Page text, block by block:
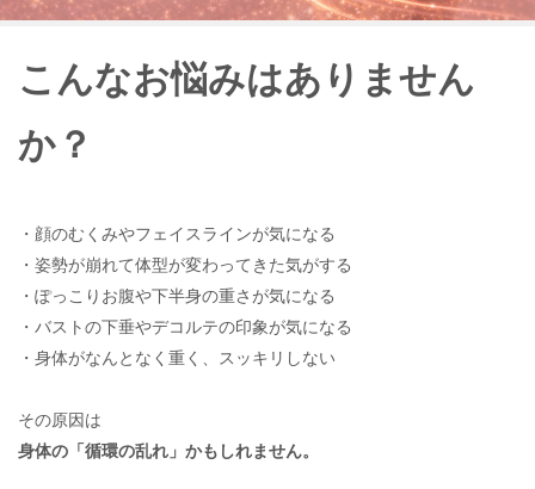
こんなお悩みはありません
か？
・顔のむくみやフェイスラインが気になる
・姿勢が崩れて体型が変わってきた気がする
・ぽっこりお腹や下半身の重さが気になる
・バストの下垂やデコルテの印象が気になる
・身体がなんとなく重く、スッキリしない
その原因は
身体の「循環の乱れ」かもしれません。